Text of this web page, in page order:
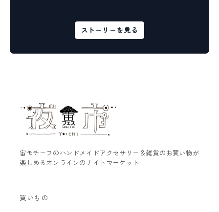
ストーリーを見る
宙モチーフのハンドメイドアクセサリー＆雑貨のお買い物が
楽しめるオンラインのナイトマーケット
買いもの